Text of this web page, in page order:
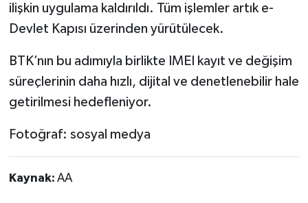
ilişkin uygulama kaldırıldı. Tüm işlemler artık e-
Devlet Kapısı üzerinden yürütülecek.
BTK’nın bu adımıyla birlikte IMEI kayıt ve değişim
süreçlerinin daha hızlı, dijital ve denetlenebilir hale
getirilmesi hedefleniyor.
Fotoğraf: sosyal medya
Kaynak: AA